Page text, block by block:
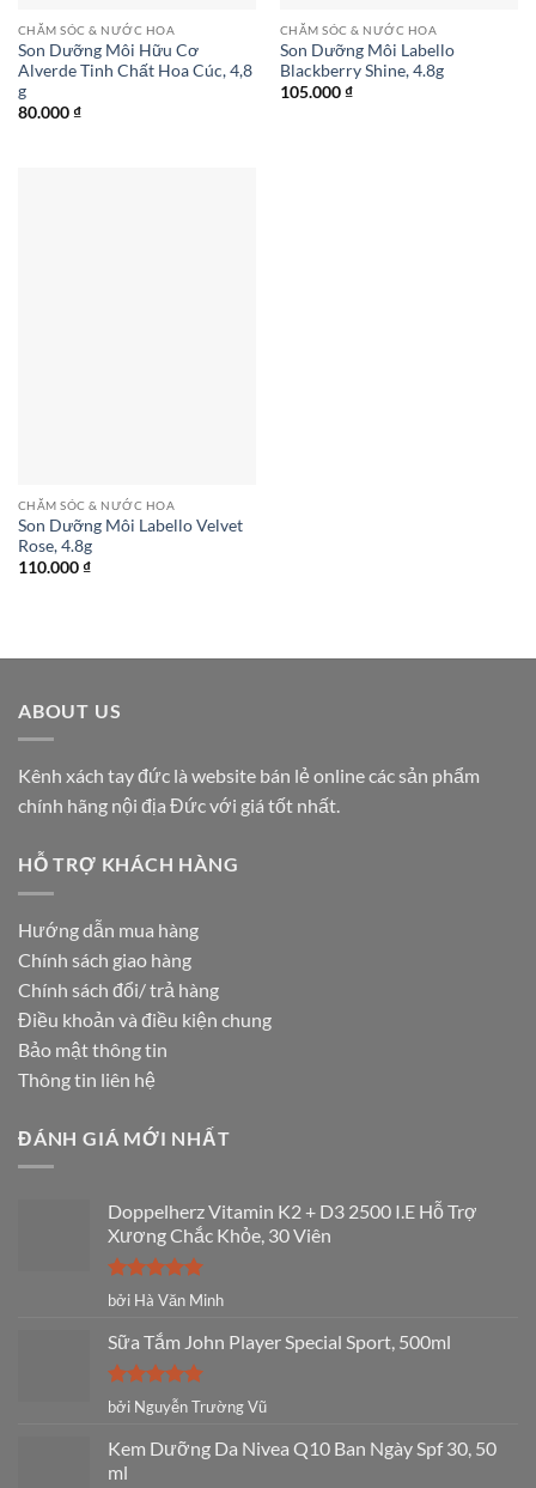
CHĂM SÓC & NƯỚC HOA
Son Dưỡng Môi Hữu Cơ
Alverde Tinh Chất Hoa Cúc, 4,8
g
80.000₫
CHĂM SÓC & NƯỚC HOA
Son Dưỡng Môi Labello
Blackberry Shine, 4.8g
105.000₫
CHĂM SÓC & NƯỚC HOA
Son Dưỡng Môi Labello Velvet
Rose, 4.8g
110.000₫
ABOUT US
Kênh xách tay đức là website bán lẻ online các sản phẩm
chính hãng nội địa Đức với giá tốt nhất.
HỖ TRỢ KHÁCH HÀNG
Hướng dẫn mua hàng
Chính sách giao hàng
Chính sách đổi/ trả hàng
Điều khoản và điều kiện chung
Bảo mật thông tin
Thông tin liên hệ
ĐÁNH GIÁ MỚI NHẤT
Doppelherz Vitamin K2 + D3 2500 I.E Hỗ Trợ
Xương Chắc Khỏe, 30 Viên
Được xếp
sao
bởi Hà Văn Minh
Sữa Tắm John Player Special Sport, 500ml
Được xếp
hạng
5
sao
bởi Nguyễn Trường Vũ
Kem Dưỡng Da Nivea Q10 Ban Ngày Spf 30, 50
ml